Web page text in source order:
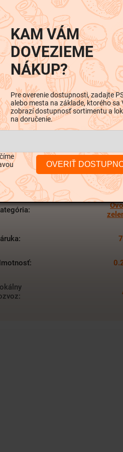
parametre
:
:
:
:
KAM VÁM
DOVEZIEME
NÁKUP?
Pre overenie dostupnosti, zadajte
alebo mesta na základe, ktorého sa
zobrazí dostupnosť sortimentu a
na doručenie.
OVERIŤ